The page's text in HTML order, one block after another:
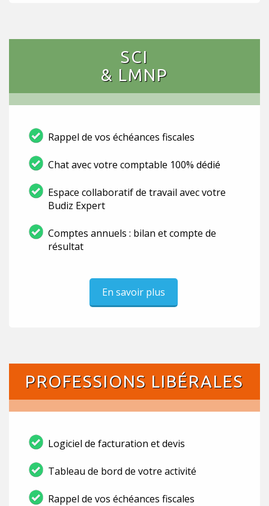
SCI
& LMNP
Rappel de vos échéances fiscales
Chat avec votre comptable 100% dédié
Espace collaboratif de travail avec votre
Budiz Expert
Comptes annuels : bilan et compte de
résultat
En savoir plus
PROFESSIONS LIBÉRALES
Logiciel de facturation et devis
Tableau de bord de votre activité
Rappel de vos échéances fiscales